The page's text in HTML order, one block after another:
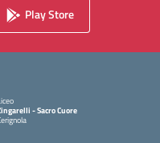
Play Store
- Sacro Cuore
— Visita la pagina iniziale della scuola